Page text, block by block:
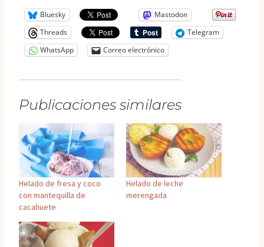
Bluesky
Mastodon
Threads
Telegram
WhatsApp
Correo electrónico
Publicaciones similares
Helado de fresa y coco
con mantequilla de
cacahuete
Helado de leche
merengada